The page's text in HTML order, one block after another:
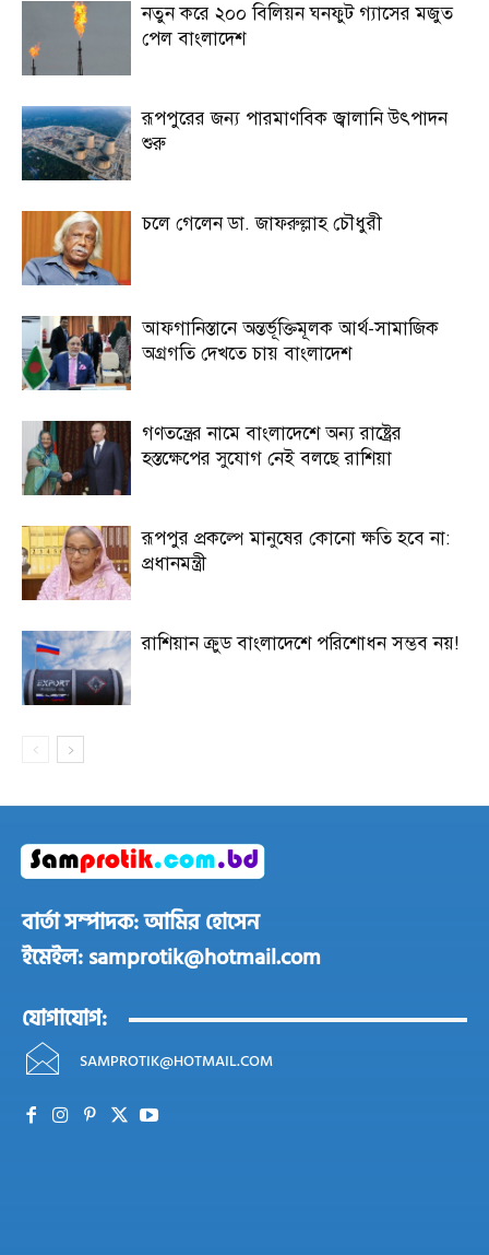
নতুন করে ২০০ বিলিয়ন ঘনফুট গ্যাসের মজুত
পেল বাংলাদেশ
রূপপুরের জন্য পারমাণবিক জ্বালানি উৎপাদন
শুরু
চলে গেলেন ডা. জাফরুল্লাহ চৌধুরী
আফগানিস্তানে অন্তর্ভূক্তিমূলক আর্থ-সামাজিক
অগ্রগতি দেখতে চায় বাংলাদেশ
গণতন্ত্রের নামে বাংলাদেশে অন্য রাষ্ট্রের
হস্তক্ষেপের সুযোগ নেই বলছে রাশিয়া
রূপপুর প্রকল্পে মানুষের কোনো ক্ষতি হবে না:
প্রধানমন্ত্রী
রাশিয়ান ক্রুড বাংলাদেশে পরিশোধন সম্ভব নয়!
বার্তা সম্পাদক: আমির হোসেন
ইমেইল: samprotik@hotmail.com
যোগাযোগ:
SAMPROTIK@HOTMAIL.COM